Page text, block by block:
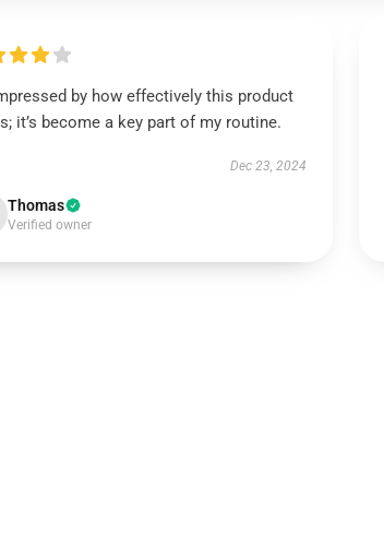
by how effectively this product
it’s become a key part of my routine.
Dec 23, 2024
Thomas
Verified owner